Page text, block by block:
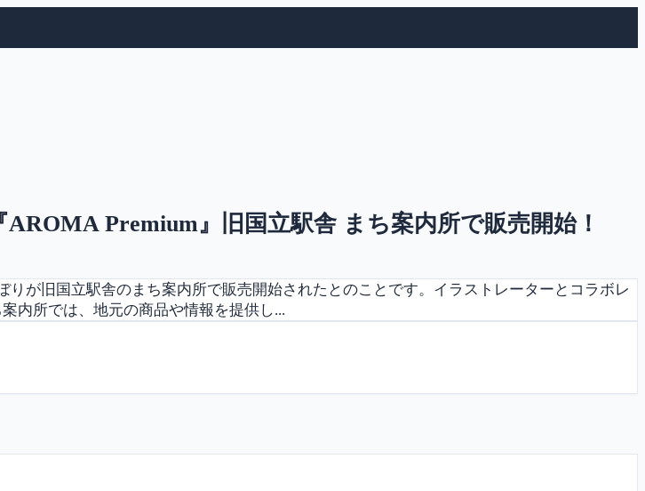
Premium』旧国立駅舎 まち案内所で販売開始！
が旧国立駅舎のまち案内所で販売開始されたとのことです。イラストレーターとコラボレ
内所では、地元の商品や情報を提供し...